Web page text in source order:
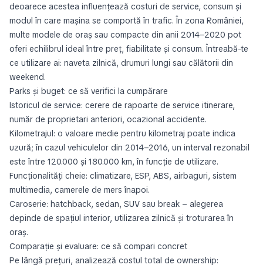
deoarece acestea influențează costuri de service, consum și
modul în care mașina se comportă în trafic. În zona României,
multe modele de oraș sau compacte din anii 2014–2020 pot
oferi echilibrul ideal între preț, fiabilitate și consum. Întreabă-te
ce utilizare ai: naveta zilnică, drumuri lungi sau călătorii din
weekend.
Parks și buget: ce să verifici la cumpărare
Istoricul de service: cerere de rapoarte de service itinerare,
număr de proprietari anteriori, ocazional accidente.
Kilometrajul: o valoare medie pentru kilometraj poate indica
uzură; în cazul vehiculelor din 2014–2016, un interval rezonabil
este între 120.000 și 180.000 km, în funcție de utilizare.
Funcționalități cheie: climatizare, ESP, ABS, airbaguri, sistem
multimedia, camerele de mers înapoi.
Caroserie: hatchback, sedan, SUV sau break – alegerea
depinde de spațiul interior, utilizarea zilnică și troturarea în
oraș.
Comparație și evaluare: ce să compari concret
Pe lângă prețuri, analizează costul total de ownership: